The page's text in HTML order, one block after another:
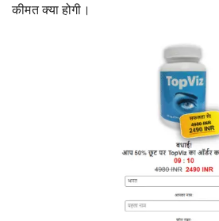
कीमत क्या होगी।